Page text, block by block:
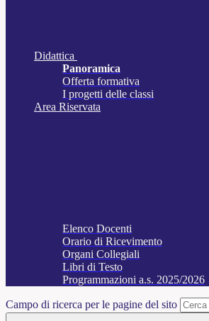
Didattica
Panoramica
Offerta formativa
I progetti delle classi
Area Riservata
Elenco Docenti
Orario di Ricevimento
Organi Collegiali
Libri di Testo
Programmazioni a.s. 2025/2026
Campo di ricerca per le pagine del sito